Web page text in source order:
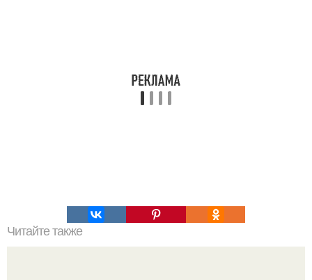
Читайте также